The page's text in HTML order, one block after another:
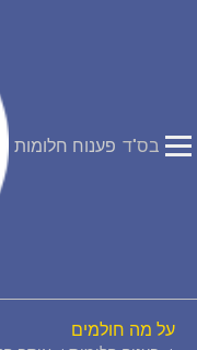
פענוח חלומות בס"ד
יומן החלומות שלך (0)
על מה חולמים